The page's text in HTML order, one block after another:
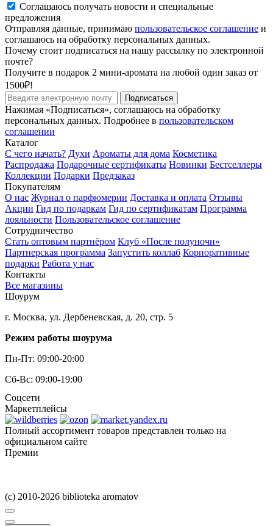
Соглашаюсь получать новости и специальные
предложения
Отправляя данные, принимаю пользовательское соглашение и
соглашаюсь на обработку персональных данных.
Почему стоит подписаться на нашу рассылку по электронной
почте?
Получите в подарок 2 мини-аромата на любой один заказ от
1500₽!
Подписаться
Нажимая «Подписаться», соглашаюсь на обработку
персональных данных. Подробнее в пользовательском
соглашении
Каталог
С чего начать? Духи Ароматы для дома Косметика
Распродажа Подарочные сертификаты Новинки Бестселлеры
Коллекции Подарки Предзаказ
Покупателям
О нас Журнал о парфюмерии Доставка и оплата Отзывы
Акции Гид по подаркам Гид по сертификатам Программа
лояльности Пользовательское соглашение
Сотрудничество
Стать оптовым партнёром Клуб «После полуночи»
Партнерская программа Запустить коллаб Корпоративные
подарки Работа у нас
Контакты
Все магазины
Шоурум
г. Москва, ул. Дербеневская, д. 20, стр. 5
Режим работы шоурума
Пн-Пт: 09:00-20:00
Сб-Вс: 09:00-19:00
Соцсети
Маркетплейсы
Полный ассортимент товаров представлен только на
официальном сайте
Премии
(c) 2010-2026 biblioteka aromatov